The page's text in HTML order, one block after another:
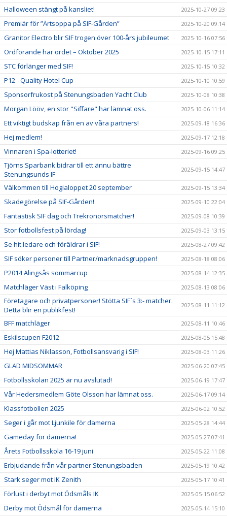
Halloween stängt på kansliet! 2025-10-27 09:23
Premiär för ”Ärtsoppa på SIF-Gården” 2025-10-20 09:14
Granitor Electro blir SIF trogen över 100-års jubileumet 2025-10-16 07:56
Ordförande har ordet – Oktober 2025 2025-10-15 17:11
STC förlänger med SIF! 2025-10-15 10:32
P12 - Quality Hotel Cup 2025-10-10 10:59
Sponsorfrukost på Stenungsbaden Yacht Club 2025-10-08 10:38
Morgan Lööv, en stor "Siffare" har lämnat oss. 2025-10-06 11:14
Ett viktigt budskap från en av våra partners! 2025-09-18 16:36
Hej medlem! 2025-09-17 12:18
Vinnaren i Spa-lotteriet! 2025-09-16 09:25
Tjörns Sparbank bidrar till ett ännu bättre
Stenungsunds IF
2025-09-15 14:47
Välkommen till Hogialoppet 20 september 2025-09-15 13:34
Skadegörelse på SIF-Gården! 2025-09-10 22:04
Fantastisk SIF dag och Trekronorsmatcher! 2025-09-08 10:39
Stor fotbollsfest på lördag! 2025-09-03 13:15
Se hit ledare och föräldrar i SIF! 2025-08-27 09:42
SIF söker personer till Partner/marknadsgruppen! 2025-08-18 08:06
P2014 Alingsås sommarcup 2025-08-14 12:35
Matchläger Väst i Falköping 2025-08-13 08:06
Företagare och privatpersoner! Stötta SIF´s 3:- matcher.
Detta blir en publikfest!
2025-08-11 11:12
BFF matchläger 2025-08-11 10:46
Eskilscupen F2012 2025-08-05 15:48
Hej Mattias Niklasson, Fotbollsansvarig i SIF! 2025-08-03 11:26
GLAD MIDSOMMAR 2025-06-20 07:45
Fotbollsskolan 2025 är nu avslutad! 2025-06-19 17:47
Vår Hedersmedlem Göte Olsson har lämnat oss. 2025-06-17 09:14
Klassfotbollen 2025 2025-06-02 10:52
Seger i går mot Ljunkile för damerna 2025-05-28 14:44
Gameday för damerna! 2025-05-27 07:41
Årets Fotbollsskola 16-19 juni 2025-05-22 11:08
Erbjudande från vår partner Stenungsbaden 2025-05-19 10:42
Stark seger mot IK Zenith 2025-05-17 10:41
Förlust i derbyt mot Ödsmåls IK 2025-05-15 06:52
Derby mot Ödsmål för damerna 2025-05-14 15:10